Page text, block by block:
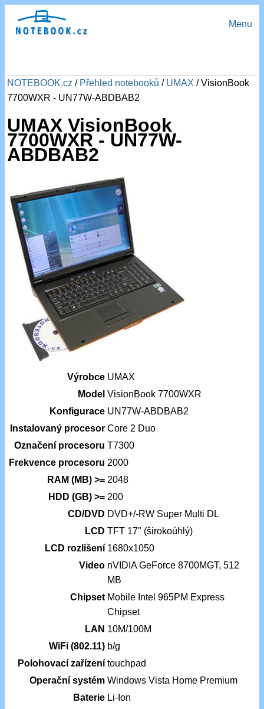
Menu
NOTEBOOK.cz / Přehled notebooků / UMAX / VisionBook
7700WXR - UN77W-ABDBAB2
UMAX VisionBook
7700WXR - UN77W-
ABDBAB2
Výrobce UMAX
Model VisionBook 7700WXR
Konfigurace UN77W-ABDBAB2
Instalovaný procesor Core 2 Duo
Označení procesoru T7300
Frekvence procesoru 2000
RAM (MB) >= 2048
HDD (GB) >= 200
CD/DVD DVD+/-RW Super Multi DL
LCD TFT 17" (širokoúhlý)
LCD rozlišení 1680x1050
Video nVIDIA GeForce 8700MGT, 512
MB
Chipset Mobile Intel 965PM Express
Chipset
LAN 10M/100M
WiFi (802.11) b/g
Polohovací zařízení touchpad
Operační systém Windows Vista Home Premium
Baterie Li-Ion